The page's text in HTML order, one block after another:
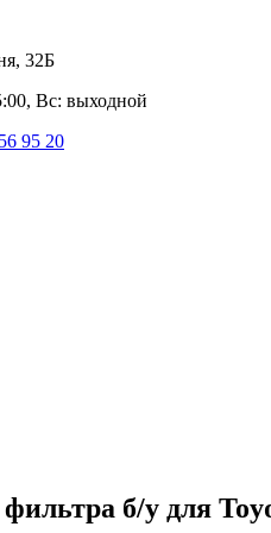
32Б
Вс: выходной
95 20
б/у для